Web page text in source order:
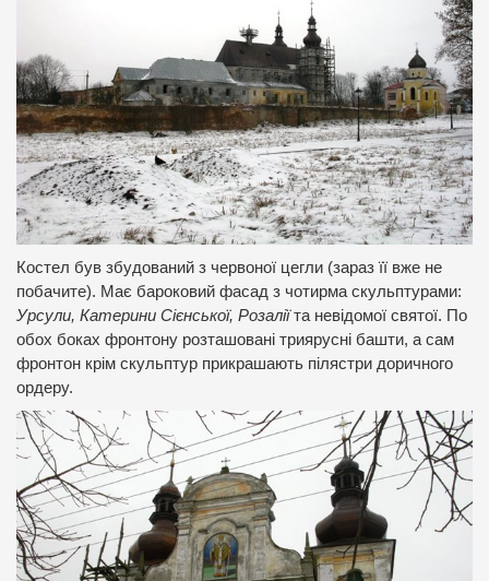
Костел був збудований з червоної цегли (зараз її вже не
побачите). Має бароковий фасад з чотирма скульптурами:
Урсули, Катерини Сієнської, Розаліїта невідомої святої. По
обох боках фронтону розташовані триярусні башти, а сам
фронтон крім скульптур прикрашають пілястри доричного
ордеру.